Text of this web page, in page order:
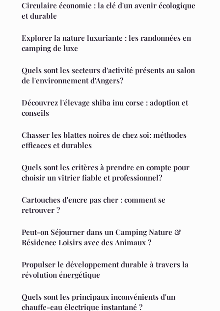
Circulaire économie : la clé d'un avenir écologique
et durable
Explorer la nature luxuriante : les randonnées en
camping de luxe
Quels sont les secteurs d'activité présents au salon
de l'environnement d'Angers?
Découvrez l'élevage shiba inu corse : adoption et
conseils
Chasser les blattes noires de chez soi: méthodes
efficaces et durables
Quels sont les critères à prendre en compte pour
choisir un vitrier fiable et professionnel?
Cartouches d'encre pas cher : comment se
retrouver ?
Peut-on Séjourner dans un Camping Nature &
Résidence Loisirs avec des Animaux ?
Propulser le développement durable à travers la
révolution énergétique
Quels sont les principaux inconvénients d'un
chauffe-eau électrique instantané ?